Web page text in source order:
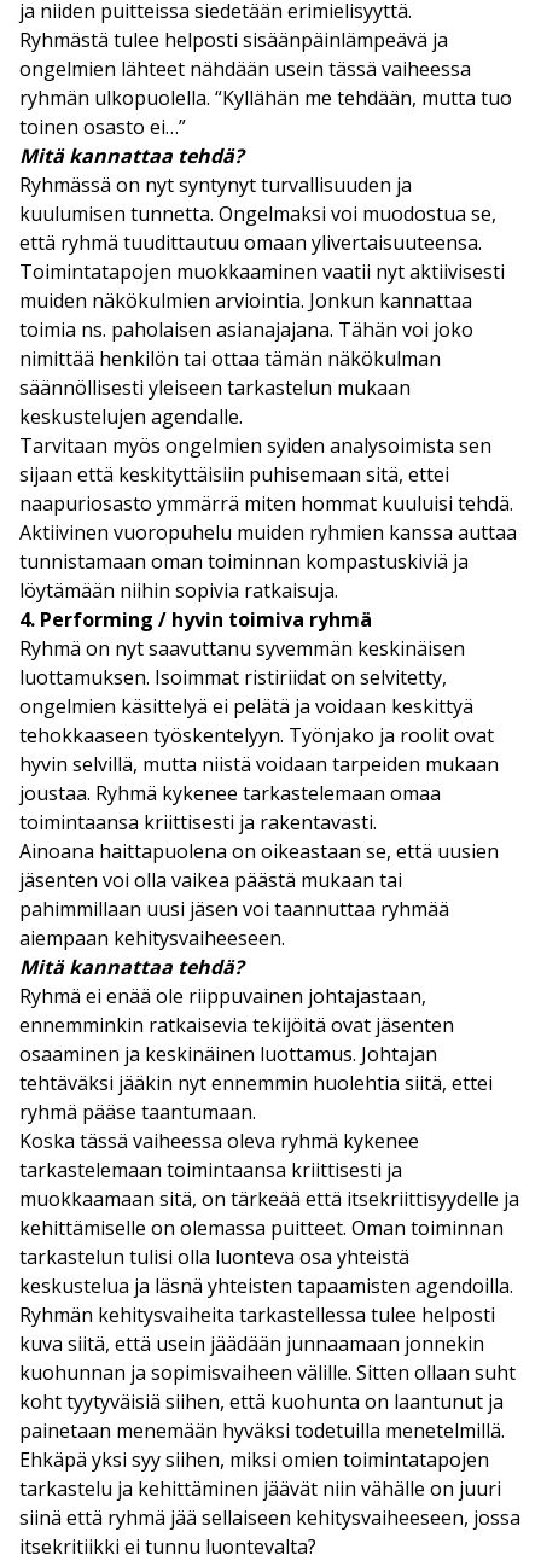
ja niiden puitteissa siedetään erimielisyyttä.
Ryhmästä tulee helposti sisäänpäinlämpeävä ja
ongelmien lähteet nähdään usein tässä vaiheessa
ryhmän ulkopuolella. “Kyllähän me tehdään, mutta tuo
toinen osasto ei…”
Mitä kannattaa tehdä?
Ryhmässä on nyt syntynyt turvallisuuden ja
kuulumisen tunnetta. Ongelmaksi voi muodostua se,
että ryhmä tuudittautuu omaan ylivertaisuuteensa.
Toimintatapojen muokkaaminen vaatii nyt aktiivisesti
muiden näkökulmien arviointia. Jonkun kannattaa
toimia ns. paholaisen asianajajana. Tähän voi joko
nimittää henkilön tai ottaa tämän näkökulman
säännöllisesti yleiseen tarkastelun mukaan
keskustelujen agendalle.
Tarvitaan myös ongelmien syiden analysoimista sen
sijaan että keskityttäisiin puhisemaan sitä, ettei
naapuriosasto ymmärrä miten hommat kuuluisi tehdä.
Aktiivinen vuoropuhelu muiden ryhmien kanssa auttaa
tunnistamaan oman toiminnan kompastuskiviä ja
löytämään niihin sopivia ratkaisuja.
4. Performing / hyvin toimiva ryhmä
Ryhmä on nyt saavuttanu syvemmän keskinäisen
luottamuksen. Isoimmat ristiriidat on selvitetty,
ongelmien käsittelyä ei pelätä ja voidaan keskittyä
tehokkaaseen työskentelyyn. Työnjako ja roolit ovat
hyvin selvillä, mutta niistä voidaan tarpeiden mukaan
joustaa. Ryhmä kykenee tarkastelemaan omaa
toimintaansa kriittisesti ja rakentavasti.
Ainoana haittapuolena on oikeastaan se, että uusien
jäsenten voi olla vaikea päästä mukaan tai
pahimmillaan uusi jäsen voi taannuttaa ryhmää
aiempaan kehitysvaiheeseen.
Mitä kannattaa tehdä?
Ryhmä ei enää ole riippuvainen johtajastaan,
ennemminkin ratkaisevia tekijöitä ovat jäsenten
osaaminen ja keskinäinen luottamus. Johtajan
tehtäväksi jääkin nyt ennemmin huolehtia siitä, ettei
ryhmä pääse taantumaan.
Koska tässä vaiheessa oleva ryhmä kykenee
tarkastelemaan toimintaansa kriittisesti ja
muokkaamaan sitä, on tärkeää että itsekriittisyydelle ja
kehittämiselle on olemassa puitteet. Oman toiminnan
tarkastelun tulisi olla luonteva osa yhteistä
keskustelua ja läsnä yhteisten tapaamisten agendoilla.
Ryhmän kehitysvaiheita tarkastellessa tulee helposti
kuva siitä, että usein jäädään junnaamaan jonnekin
kuohunnan ja sopimisvaiheen välille. Sitten ollaan suht
koht tyytyväisiä siihen, että kuohunta on laantunut ja
painetaan menemään hyväksi todetuilla menetelmillä.
Ehkäpä yksi syy siihen, miksi omien toimintatapojen
tarkastelu ja kehittäminen jäävät niin vähälle on juuri
siinä että ryhmä jää sellaiseen kehitysvaiheeseen, jossa
itsekritiikki ei tunnu luontevalta?